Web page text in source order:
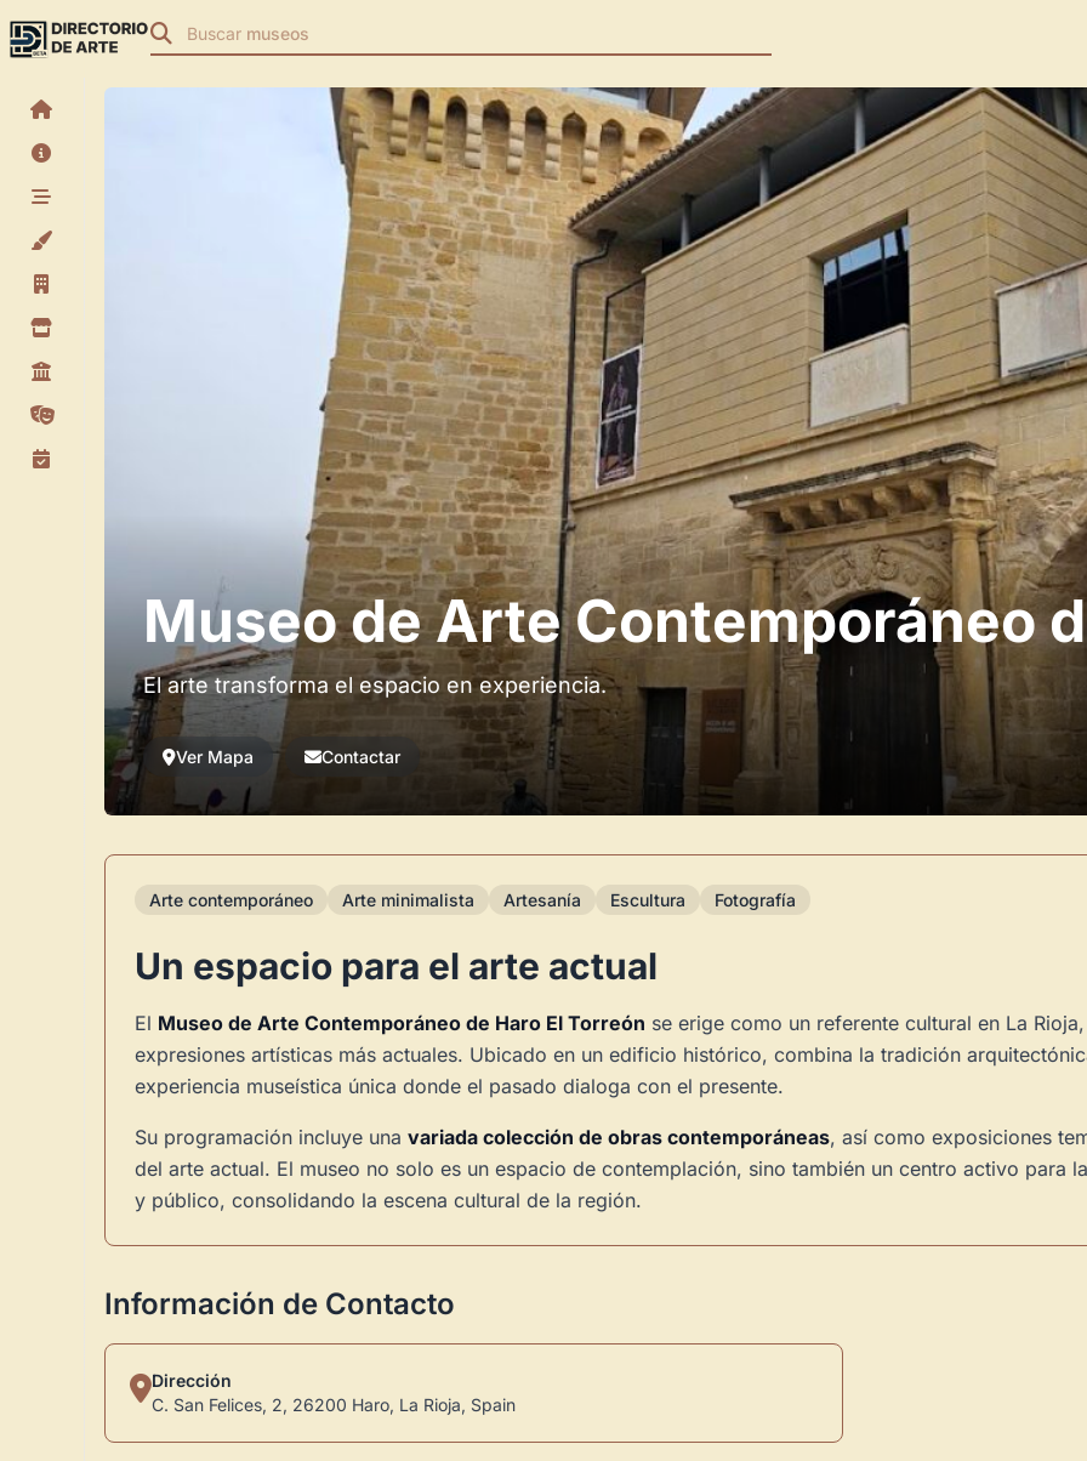
Buscar museos
Museo de Arte Contemporáneo
El arte transforma el espacio en experiencia.
Ver Mapa Contactar
Arte contemporáneo Arte minimalista Artesanía Escultura Fotografía
Un espacio para el arte actual
El Museo de Arte Contemporáneo de Haro El Torreón se erige como un referente cultural en La
expresiones artísticas más actuales. Ubicado en un edificio histórico, combina la tradición
experiencia museística única donde el pasado dialoga con el presente.
Su programación incluye una variada colección de obras contemporáneas, así como exposiciones
del arte actual. El museo no solo es un espacio de contemplación, sino también un centro activo para
y público, consolidando la escena cultural de la región.
Información de Contacto
Dirección
C. San Felices, 2, 26200 Haro, La Rioja, Spain